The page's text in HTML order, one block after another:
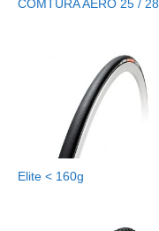
COMTURA AERO 25 / 28
Elite < 160g